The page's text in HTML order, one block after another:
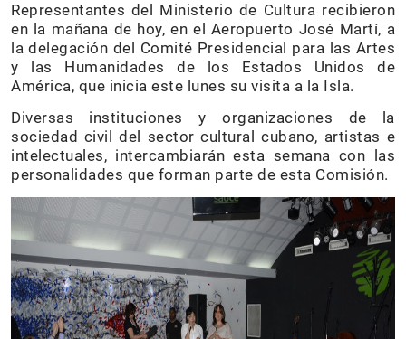
Representantes del Ministerio de Cultura recibieron
en la mañana de hoy, en el Aeropuerto José Martí, a
la delegación del Comité Presidencial para las Artes
y las Humanidades de los Estados Unidos de
América, que inicia este lunes su visita a la Isla.
Diversas instituciones y organizaciones de la
sociedad civil del sector cultural cubano, artistas e
intelectuales, intercambiarán esta semana con las
personalidades que forman parte de esta Comisión.